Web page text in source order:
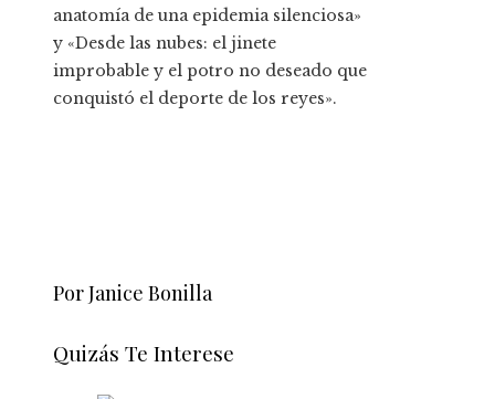
anatomía de una epidemia silenciosa»
y «Desde las nubes: el jinete
improbable y el potro no deseado que
conquistó el deporte de los reyes».
Por Janice Bonilla
Quizás Te Interese